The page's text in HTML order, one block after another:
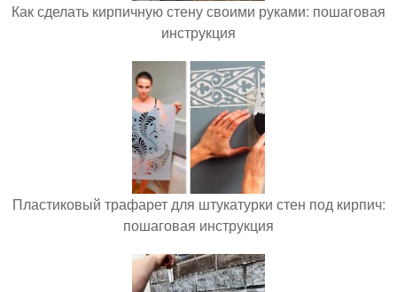
Как сделать кирпичную стену своими руками: пошаговая
инструкция
Пластиковый трафарет для штукатурки стен под кирпич:
пошаговая инструкция